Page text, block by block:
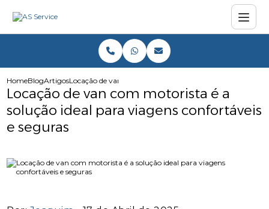
HomeBlogArtigosLocação de van com motorista é a solução ideal para
Locação de van com motorista é a
solução ideal para viagens confortáveis
e seguras